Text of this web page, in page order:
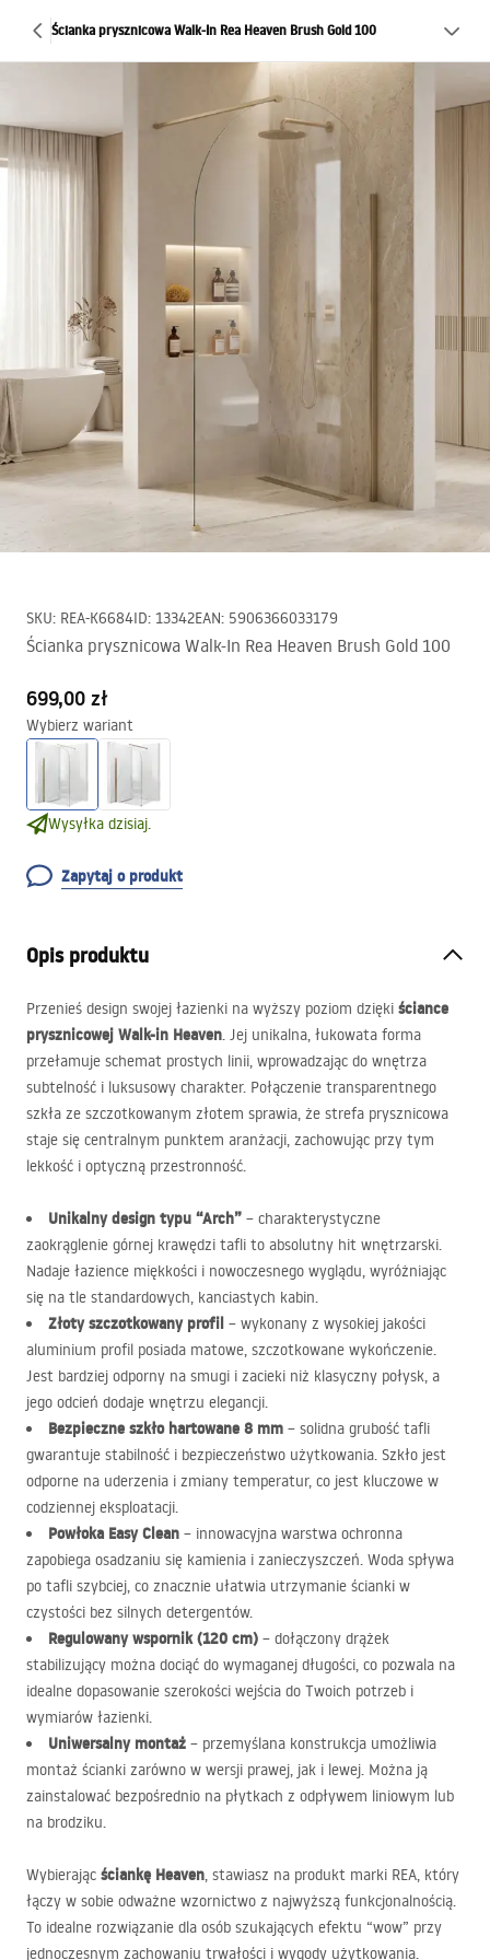
Ścianka prysznicowa Walk-In Rea Heaven Brush Gold 100
SKU: REA-K6684ID: 13342EAN: 5906366033179
Ścianka prysznicowa Walk-In Rea Heaven Brush Gold 100
699,00 zł
Wybierz wariant
Wysyłka dzisiaj.
Zapytaj o produkt
Opis produktu
Przenieś design swojej łazienki na wyższy poziom dzięki ściance
prysznicowej Walk-in Heaven. Jej unikalna, łukowata forma
przełamuje schemat prostych linii, wprowadzając do wnętrza
subtelność i luksusowy charakter. Połączenie transparentnego
szkła ze szczotkowanym złotem sprawia, że strefa prysznicowa
staje się centralnym punktem aranżacji, zachowując przy tym
lekkość i optyczną przestronność.
Unikalny design typu “Arch” – charakterystyczne
zaokrąglenie górnej krawędzi tafli to absolutny hit wnętrzarski.
Nadaje łazience miękkości i nowoczesnego wyglądu, wyróżniając
się na tle standardowych, kanciastych kabin.
Złoty szczotkowany profil – wykonany z wysokiej jakości
aluminium profil posiada matowe, szczotkowane wykończenie.
Jest bardziej odporny na smugi i zacieki niż klasyczny połysk, a
jego odcień dodaje wnętrzu elegancji.
Bezpieczne szkło hartowane 8 mm – solidna grubość tafli
gwarantuje stabilność i bezpieczeństwo użytkowania. Szkło jest
odporne na uderzenia i zmiany temperatur, co jest kluczowe w
codziennej eksploatacji.
Powłoka Easy Clean – innowacyjna warstwa ochronna
zapobiega osadzaniu się kamienia i zanieczyszczeń. Woda spływa
po tafli szybciej, co znacznie ułatwia utrzymanie ścianki w
czystości bez silnych detergentów.
Regulowany wspornik (120 cm) – dołączony drążek
stabilizujący można dociąć do wymaganej długości, co pozwala na
idealne dopasowanie szerokości wejścia do Twoich potrzeb i
wymiarów łazienki.
Uniwersalny montaż – przemyślana konstrukcja umożliwia
montaż ścianki zarówno w wersji prawej, jak i lewej. Można ją
zainstalować bezpośrednio na płytkach z odpływem liniowym lub
na brodziku.
Wybierając ściankę Heaven, stawiasz na produkt marki REA, który
łączy w sobie odważne wzornictwo z najwyższą funkcjonalnością.
To idealne rozwiązanie dla osób szukających efektu “wow” przy
jednoczesnym zachowaniu trwałości i wygody użytkowania.